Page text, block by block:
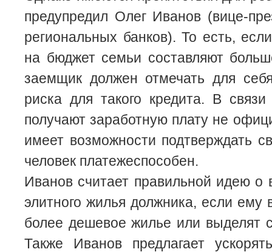
предупредил Олег Иванов (вице-
региональных банков). То есть,
на бюджет семьи составляют
заемщик должен отмечать для
риска для такого кредита. В
получают заработную плату не
имеет возможности подтверждать
человек платежеспособен.
Иванов считает правильной идею о
элитного жилья должника, если ему
более дешевое жилье или выделят
Также Иванов предлагает